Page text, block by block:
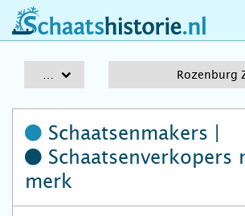
schaatshistorie.nl
Rozenburg
Schaatsenmakers |
Schaatsenverkopers
merk